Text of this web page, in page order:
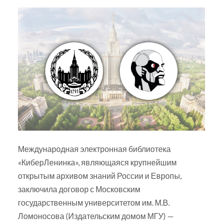
Международная электронная библиотека
«КиберЛенинка», являющаяся крупнейшим
открытым архивом знаний России и Европы,
заключила договор с Московским
государственным университетом им. М.В.
Ломоносова (Издательским домом МГУ) —